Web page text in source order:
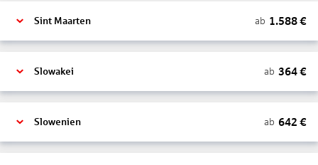
Sint Maarten ab 1.588€
Slowakei ab 364€
Slowenien ab 642 €